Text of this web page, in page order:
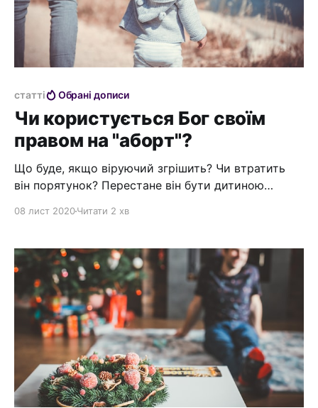
статті Обрані дописи
Чи користується Бог своїм
правом на "аборт"?
Що буде, якщо віруючий згрішить? Чи втратить
він порятунок? Перестане він бути дитиною
І це цілком зрозуміла аналогія для багатьох. > Ви
свою дитину, як карати
08 лист 2020Читати 2 хв